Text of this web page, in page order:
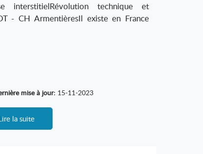
interstitielRévolution technique et
- CH ArmentièresIl existe en France
mise à jour: 15-11-2023
la suite